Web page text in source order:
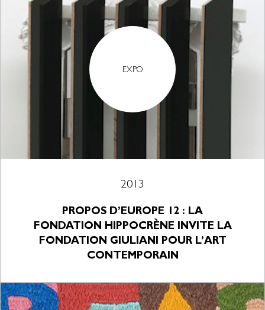
EXPO
2013
PROPOS D’EUROPE 12 : LA
FONDATION HIPPOCRÈNE INVITE LA
FONDATION GIULIANI POUR L’ART
CONTEMPORAIN